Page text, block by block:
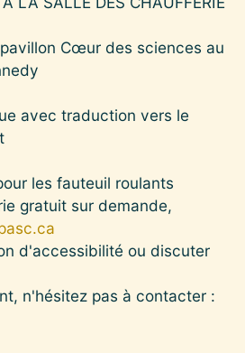
Cœur des sciences au
avec traduction vers le
les fauteuil roulants
gratuit sur demande,
d'accessibilité ou discuter
n'hésitez pas à contacter :